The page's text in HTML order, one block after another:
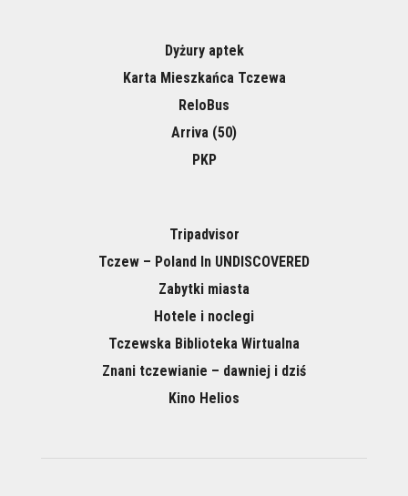
Dyżury aptek
Karta Mieszkańca Tczewa
ReloBus
Arriva (50)
PKP
Tripadvisor
Tczew – Poland In UNDISCOVERED
Zabytki miasta
Hotele i noclegi
Tczewska Biblioteka Wirtualna
Znani tczewianie – dawniej i dziś
Kino Helios